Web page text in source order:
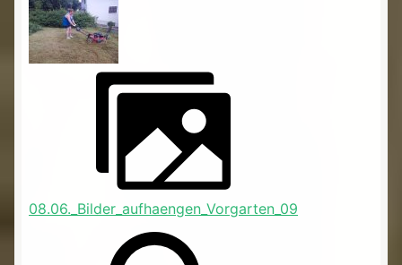
08.06._Bilder_aufhaengen_Vorgarten_09